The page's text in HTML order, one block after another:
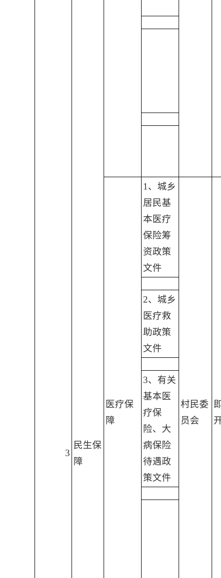
3
民生保
障
医疗保
障
1、城乡
居民基
本医疗
保险筹
资政策
文件
村民委
员会
2、城乡
医疗救
助政策
文件
3、有关
基本医
疗保
险、大
病保险
待遇政
策文件